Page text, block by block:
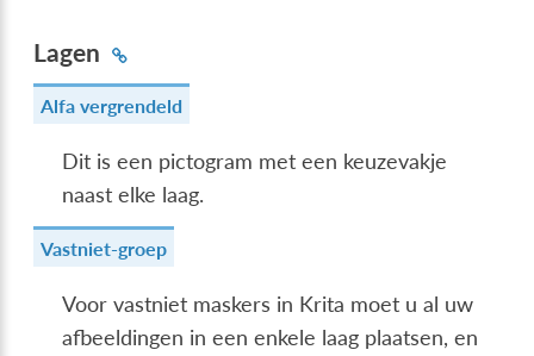
Lagen
Alfa vergrendeld
Dit is een pictogram met een keuzevakje
naast elke laag.
Vastniet-groep
Voor vastniet maskers in Krita moet u al uw
afbeeldingen in een enkele laag plaatsen, en